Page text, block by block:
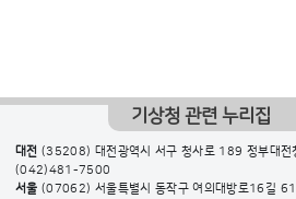
기상청 관련 누리집
대전 (35208) 대전광역시 서구 청사로 189 정부대
(042)481-7500
서울 (07062) 서울특별시 동작구 여의대방로16길